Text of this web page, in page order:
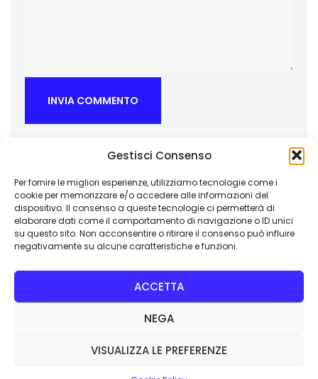
Gestisci Consenso
Per fornire le migliori esperienze, utilizziamo tecnologie come i
cookie per memorizzare e/o accedere alle informazioni del
dispositivo. Il consenso a queste tecnologie ci permetterà di
elaborare dati come il comportamento di navigazione o ID unici
su questo sito. Non acconsentire o ritirare il consenso può influire
negativamente su alcune caratteristiche e funzioni.
ACCETTA
NEGA
VISUALIZZA LE PREFERENZE
Paguru Agenzia Creativa
Via Palazzo di Città 12 – 10023 Chieri (TO)
agenzia@pagurumedia.com